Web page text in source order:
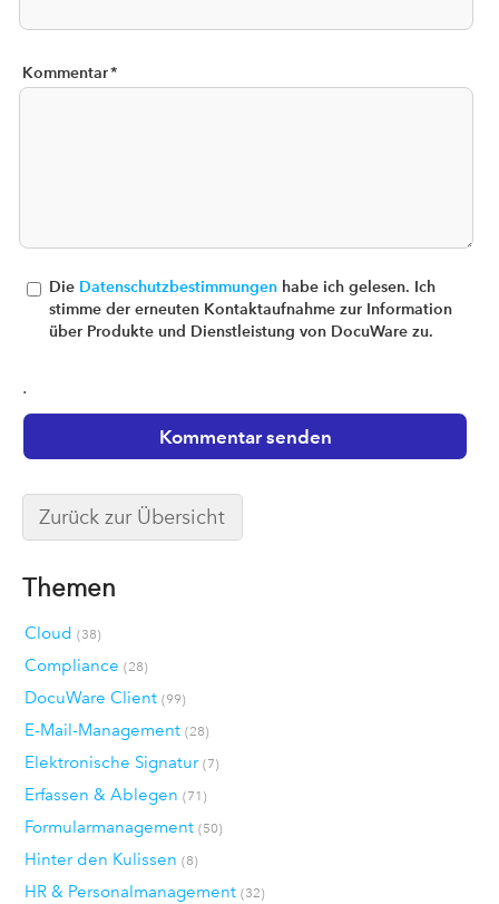
Kommentar*
Die Datenschutzbestimmungen habe ich gelesen. Ich
stimme der erneuten Kontaktaufnahme zur Information
über Produkte und Dienstleistung von DocuWare zu.
.
Zurück zur Übersicht
Themen
Cloud (38)
Compliance (28)
DocuWare Client (99)
E-Mail-Management (28)
Elektronische Signatur (7)
Erfassen & Ablegen (71)
Formularmanagement (50)
Hinter den Kulissen (8)
HR & Personalmanagement (32)